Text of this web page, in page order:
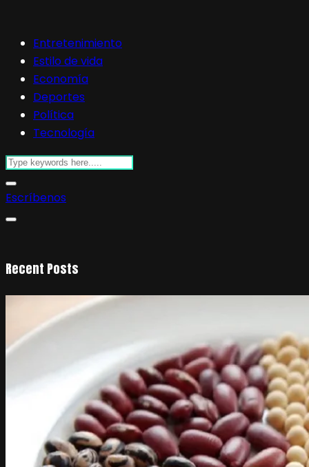
Entretenimiento
Estilo de vida
Economía
Deportes
Política
Tecnología
Escríbenos
Recent Posts